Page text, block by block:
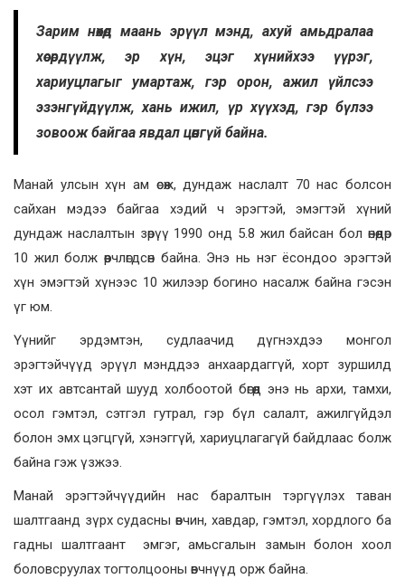
Зарим нөхөд маань эрүүл мэнд, ахуй амьдралаа
хөсөрдүүлж, эр хүн, эцэг хүнийхээ үүрэг,
хариуцлагыг умартаж, гэр орон, ажил үйлсээ
эзэнгүйдүүлж, хань ижил, үр хүүхэд, гэр бүлээ
зовоож байгаа явдал цөөнгүй байна.
Манай улсын хүн ам өсөж, дундаж наслалт 70 нас болсон
сайхан мэдээ байгаа хэдий ч эрэгтэй, эмэгтэй хүний
дундаж наслалтын зөрүү 1990 онд 5.8 жил байсан бол өнөөдөр
10 жил болж өөрчлөгдсөн байна. Энэ нь нэг ёсондоо эрэгтэй
хүн эмэгтэй хүнээс 10 жилээр богино насалж байна гэсэн
үг юм.
Үүнийг эрдэмтэн, судлаачид дүгнэхдээ монгол
эрэгтэйчүүд эрүүл мэнддээ анхаардаггүй, хорт зуршилд
хэт их автсантай шууд холбоотой бөгөөд энэ нь архи, тамхи,
осол гэмтэл, сэтгэл гутрал, гэр бүл салалт, ажилгүйдэл
болон эмх цэгцгүй, хэнэггүй, хариуцлагагүй байдлаас болж
байна гэж үзжээ.
Манай эрэгтэйчүүдийн нас баралтын тэргүүлэх таван
шалтгаанд зүрх судасны өвчин, хавдар, гэмтэл, хордлого ба
гадны шалтгаант эмгэг, амьсгалын замын болон хоол
боловсруулах тогтолцооны өвчнүүд орж байна.